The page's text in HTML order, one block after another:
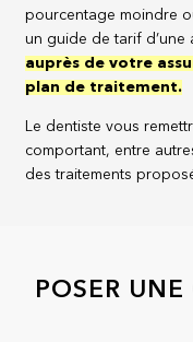
pourcentage moindre
un guide de tarif d’une
auprès de votre
plan de traitement.
Le dentiste vous
comportant, entre
des traitements
POSER